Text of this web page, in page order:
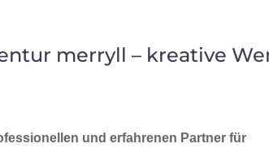
merryll – kreative
und erfahrenen Partner für